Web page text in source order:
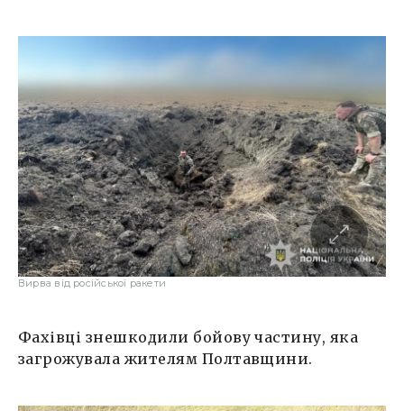
Вирва від російської ракети
Фахівці знешкодили бойову частину, яка
загрожувала жителям Полтавщини.